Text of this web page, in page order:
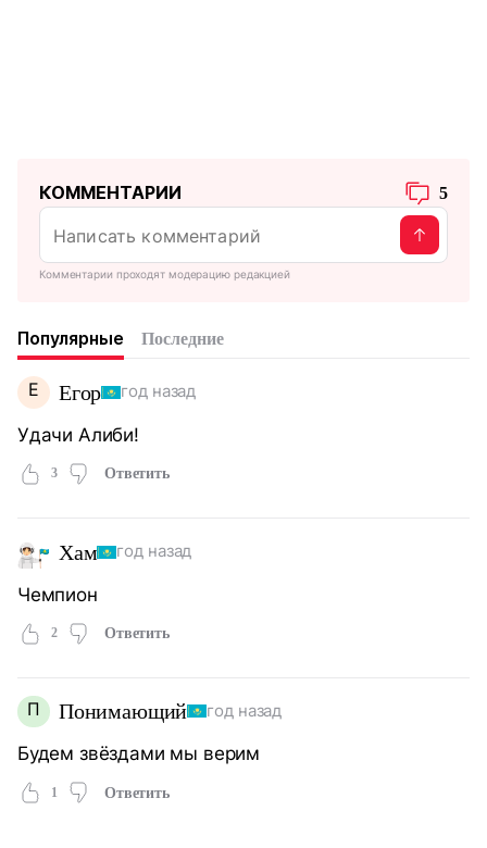
КОММЕНТАРИИ 5
Комментарии проходят модерацию редакцией
Популярные Последние
Е Егор год назад
Удачи Алиби!
3 Ответить
Хам год назад
Чемпион
2 Ответить
П Понимающий год назад
Будем звёздами мы верим
1 Ответить